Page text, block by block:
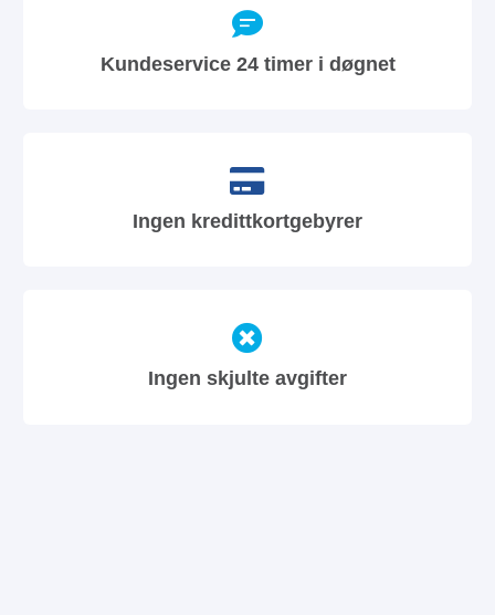
Kundeservice 24 timer i døgnet
Ingen kredittkortgebyrer
Ingen skjulte avgifter